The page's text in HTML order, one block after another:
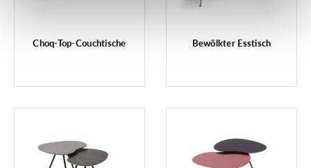
Choq-Top-Couchtische Bewölkter Esstisch